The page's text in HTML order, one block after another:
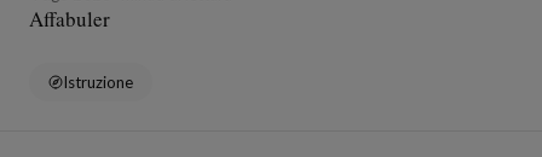
Affabuler
Istruzione